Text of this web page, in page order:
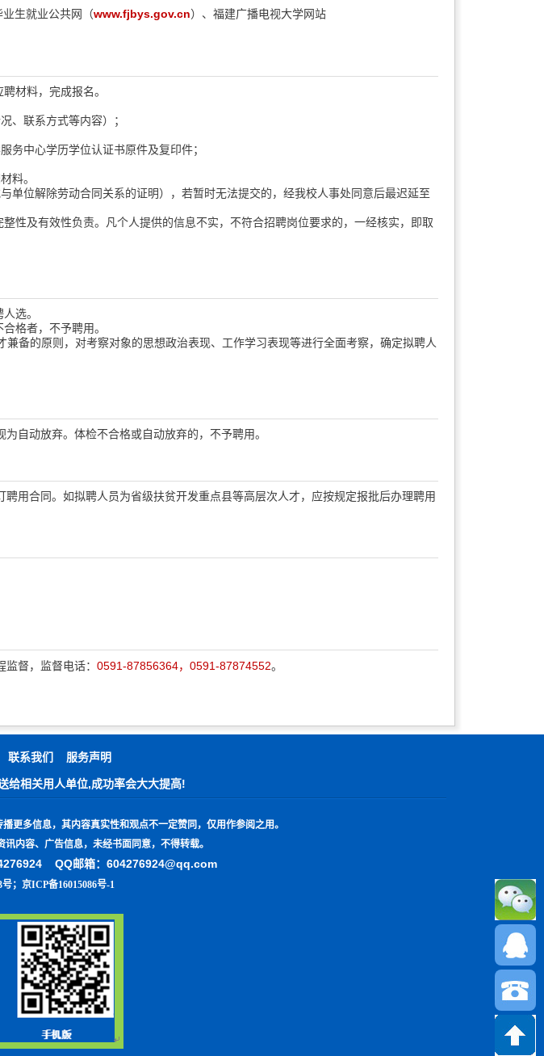
业生就业公共网（www.fjbys.gov.cn）、福建广播电视大学网站
材料，完成报名。
、联系方式等内容）；
务中心学历学位认证书原件及复印件；
料。
单位解除劳动合同关系的证明），若暂时无法提交的，经我校人事处同意后最迟延至
性及有效性负责。凡个人提供的信息不实，不符合招聘岗位要求的，一经核实，即取
选。
格者，不予聘用。
备的原则，对考察对象的思想政治表现、工作学习表现等进行全面考察，确定拟聘人
自动放弃。体检不合格或自动放弃的，不予聘用。
用合同。如拟聘人员为省级扶贫开发重点县等高层次人才，应按规定报批后办理聘用
督，监督电话： 0591-87856364，0591-87874552。
联系我们 服务声明
给相关用人单位,成功率会大大提高!
更多信息，其内容真实性和观点不一定赞同，仅用作参阅之用。
、广告信息，未经书面同意，不得转载。
QQ邮箱：604276924@qq.com
号； 京ICP备16015086号-1